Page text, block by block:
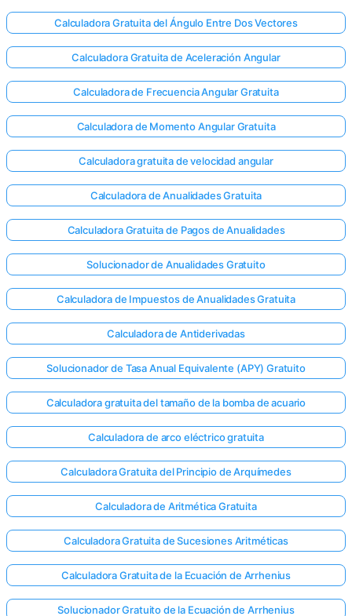
Calculadora Gratuita del Ángulo Entre Dos Vectores
Calculadora Gratuita de Aceleración Angular
Calculadora de Frecuencia Angular Gratuita
Calculadora de Momento Angular Gratuita
Calculadora gratuita de velocidad angular
Calculadora de Anualidades Gratuita
Calculadora Gratuita de Pagos de Anualidades
Solucionador de Anualidades Gratuito
Calculadora de Impuestos de Anualidades Gratuita
Calculadora de Antiderivadas
Solucionador de Tasa Anual Equivalente (APY) Gratuito
Calculadora gratuita del tamaño de la bomba de acuario
Calculadora de arco eléctrico gratuita
Calculadora Gratuita del Principio de Arquímedes
Calculadora de Aritmética Gratuita
Calculadora Gratuita de Sucesiones Aritméticas
Calculadora Gratuita de la Ecuación de Arrhenius
Solucionador Gratuito de la Ecuación de Arrhenius